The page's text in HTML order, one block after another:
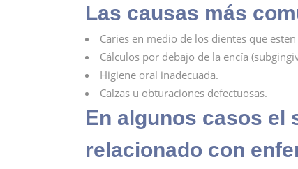
Las causas más
Caries en medio de los dientes que
Cálculos por debajo de la encía
Higiene oral inadecuada.
Calzas u obturaciones defectuosas.
En algunos casos el
relacionado con